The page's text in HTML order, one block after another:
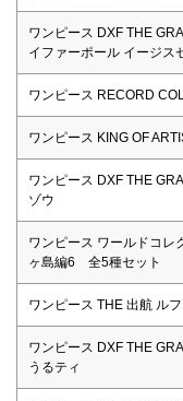
ワンピース DXF THE
イファーポール イージス
ワンピース RECORD
ワンピース KING OF
ワンピース DXF THE
ゾウ
ワンピース ワールドコ
ヶ島編6 全5種セット
ワンピース THE 出航 ルフ
ワンピース DXF THE
うるティ